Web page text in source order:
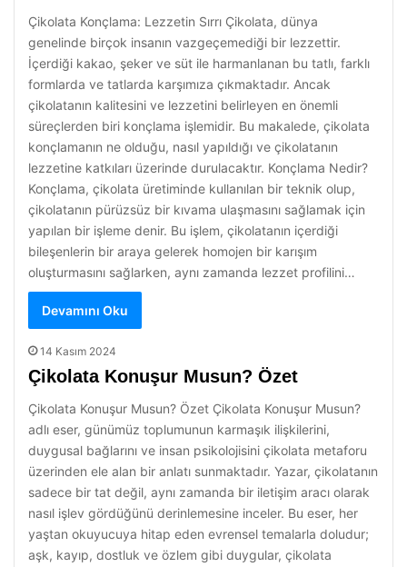
Çikolata Konçlama: Lezzetin Sırrı Çikolata, dünya
genelinde birçok insanın vazgeçemediği bir lezzettir.
İçerdiği kakao, şeker ve süt ile harmanlanan bu tatlı, farklı
formlarda ve tatlarda karşımıza çıkmaktadır. Ancak
çikolatanın kalitesini ve lezzetini belirleyen en önemli
süreçlerden biri konçlama işlemidir. Bu makalede, çikolata
konçlamanın ne olduğu, nasıl yapıldığı ve çikolatanın
lezzetine katkıları üzerinde durulacaktır. Konçlama Nedir?
Konçlama, çikolata üretiminde kullanılan bir teknik olup,
çikolatanın pürüzsüz bir kıvama ulaşmasını sağlamak için
yapılan bir işleme denir. Bu işlem, çikolatanın içerdiği
bileşenlerin bir araya gelerek homojen bir karışım
oluşturmasını sağlarken, aynı zamanda lezzet profilini…
Devamını Oku
14 Kasım 2024
Çikolata Konuşur Musun? Özet
Çikolata Konuşur Musun? Özet Çikolata Konuşur Musun?
adlı eser, günümüz toplumunun karmaşık ilişkilerini,
duygusal bağlarını ve insan psikolojisini çikolata metaforu
üzerinden ele alan bir anlatı sunmaktadır. Yazar, çikolatanın
sadece bir tat değil, aynı zamanda bir iletişim aracı olarak
nasıl işlev gördüğünü derinlemesine inceler. Bu eser, her
yaştan okuyucuya hitap eden evrensel temalarla doludur;
aşk, kayıp, dostluk ve özlem gibi duygular, çikolata